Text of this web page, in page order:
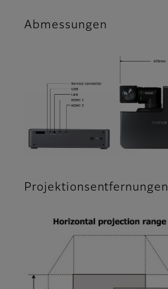
Abmessungen
Projektionsentfernungen